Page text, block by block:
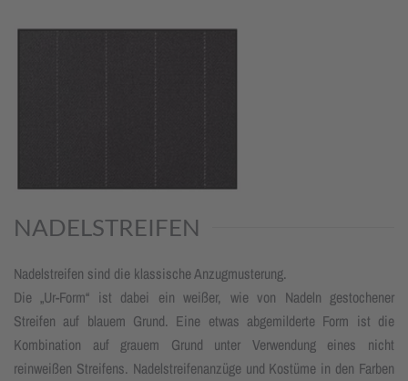
NADELSTREIFEN
Nadelstreifen sind die klassische Anzugmusterung.
Die „Ur-Form“ ist dabei ein weißer, wie von Nadeln gestochener
Streifen auf blauem Grund. Eine etwas abgemilderte Form ist die
Kombination auf grauem Grund unter Verwendung eines nicht
reinweißen Streifens. Nadelstreifenanzüge und Kostüme in den Farben